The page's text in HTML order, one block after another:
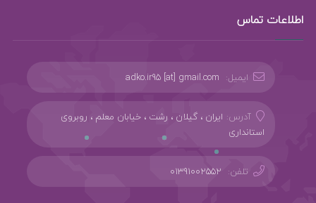
اطلاعات تماس
ایمیل: adko.ir95 [at] gmail.com
آدرس: ایران ، گیلان ، رشت ، خیابان معلم ، روبروی
استانداری
تلفن: 01391002552